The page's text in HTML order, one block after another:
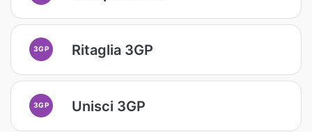
3GP Ritaglia 3GP
3GP Unisci 3GP